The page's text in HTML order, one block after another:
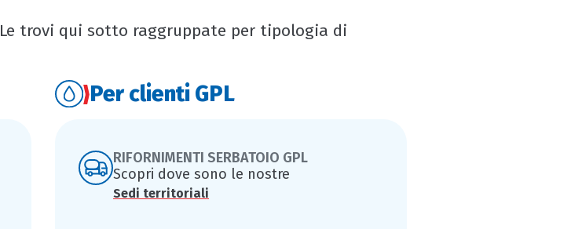
Le trovi qui sotto raggruppate per tipologia di
Per clienti GPL
RIFORNIMENTI SERBATOIO GPL
Scopri dove sono le nostre
Sedi territoriali